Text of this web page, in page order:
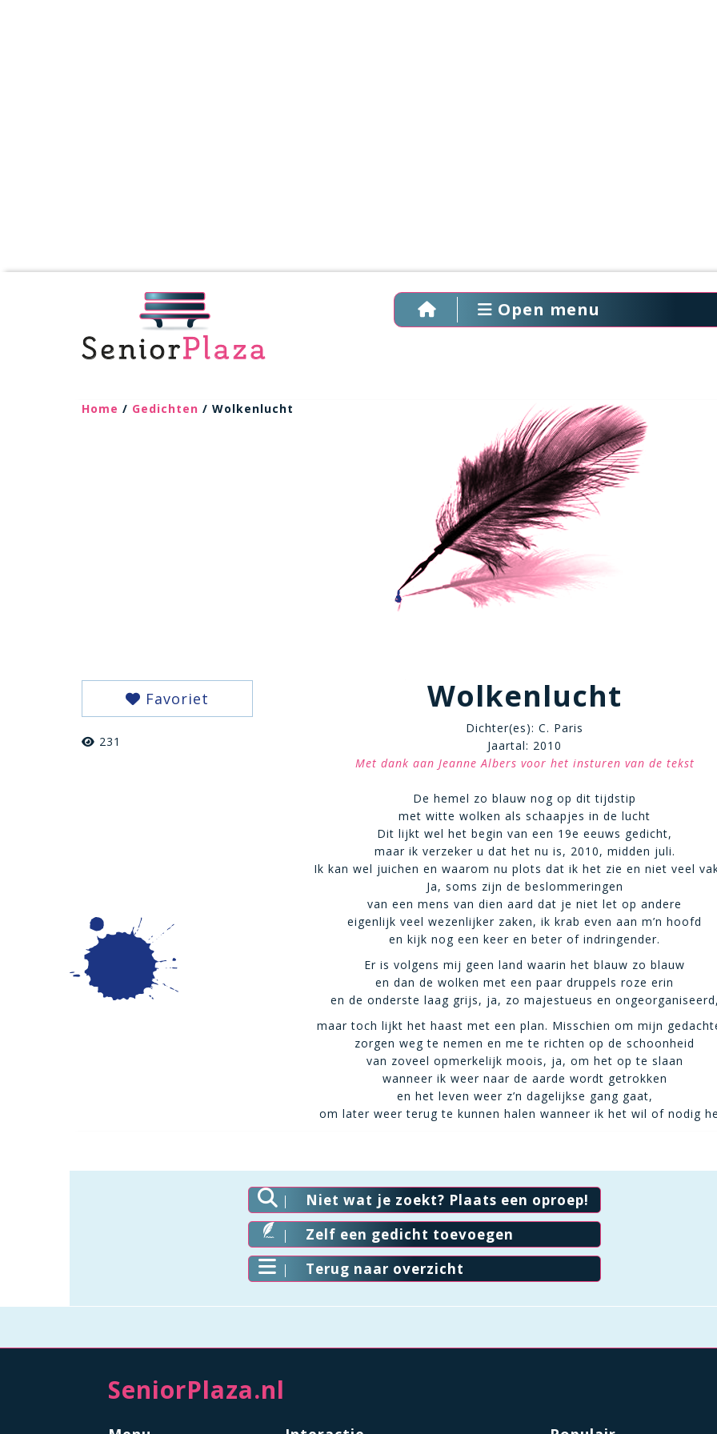
Open menu
Home / Gedichten / Wolkenlucht
Favoriet
231
Wolkenlucht
Dichter(es): C. Paris
Jaartal: 2010
Met dank aan Jeanne Albers voor het insturen van de tekst
De hemel zo blauw nog op dit tijdstip
met witte wolken als schaapjes in de lucht
Dit lijkt wel het begin van een 19e eeuws gedicht,
maar ik verzeker u dat het nu is, 2010, midden juli.
Ik kan wel juichen en waarom nu plots dat ik het zie en niet veel
Ja, soms zijn de beslommeringen
van een mens van dien aard dat je niet let op andere
eigenlijk veel wezenlijker zaken, ik krab even aan m’n hoofd
en kijk nog een keer en beter of indringender.
Er is volgens mij geen land waarin het blauw zo blauw
en dan de wolken met een paar druppels roze erin
en de onderste laag grijs, ja, zo majestueus en
maar toch lijkt het haast met een plan. Misschien om mijn
zorgen weg te nemen en me te richten op de schoonheid
van zoveel opmerkelijk moois, ja, om het op te slaan
wanneer ik weer naar de aarde wordt getrokken
en het leven weer z’n dagelijkse gang gaat,
om later weer terug te kunnen halen wanneer ik het wil of nodig
Niet wat je zoekt? Plaats een oproep!
Zelf een gedicht toevoegen
Terug naar overzicht
SeniorPlaza.nl